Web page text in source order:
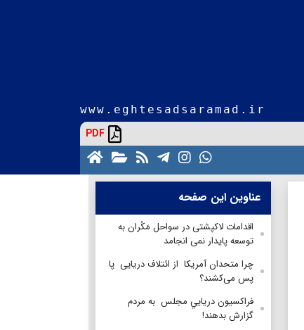
www.eghtesadsaramad.ir
PDF
عناوین این صفحه
اقدامات لاکپشتی در سواحل مَکُران به
توسعه پایدار نمی انجامد
چرا متحدان آمریکا از ائتلاف دریایی پا
پس می‌کشند؟
فراكسيون دريايي مجلس به مردم
گزارش بدهند!